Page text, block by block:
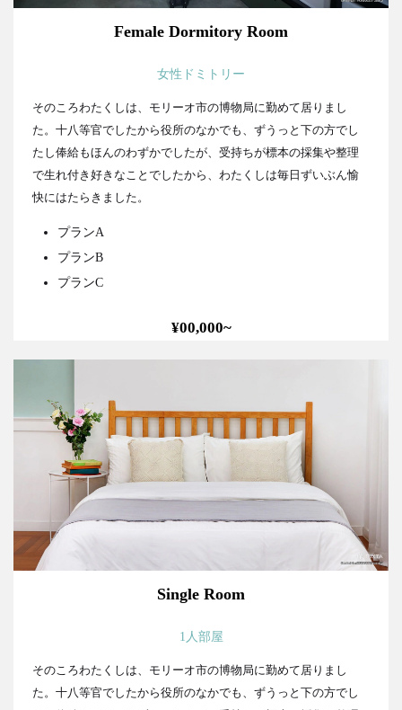
Female Dormitory Room
女性ドミトリー
そのころわたくしは、モリーオ市の博物局に勤めて居りまし
た。十八等官でしたから役所のなかでも、ずうっと下の方でし
たし俸給もほんのわずかでしたが、受持ちが標本の採集や整理
で生れ付き好きなことでしたから、わたくしは毎日ずいぶん愉
快にはたらきました。
プランA
プランB
プランC
¥00,000~
Single Room
1人部屋
そのころわたくしは、モリーオ市の博物局に勤めて居りまし
た。十八等官でしたから役所のなかでも、ずうっと下の方でし